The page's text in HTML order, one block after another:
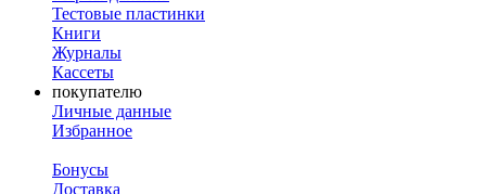
Тестовые пластинки
Книги
Журналы
Кассеты
покупателю
Личные данные
Избранное
Бонусы
Доставка